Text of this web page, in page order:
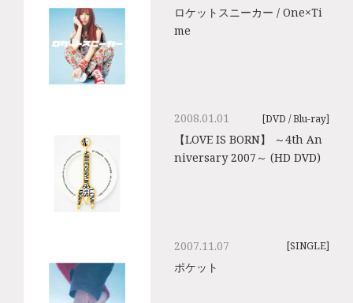
ロケットスニーカー / One×Ti
me
2008.01.01 [DVD / Blu-ray]
【LOVE IS BORN】 ～4th An
niversary 2007～ (HD DVD)
2007.11.07 [SINGLE]
ポケット